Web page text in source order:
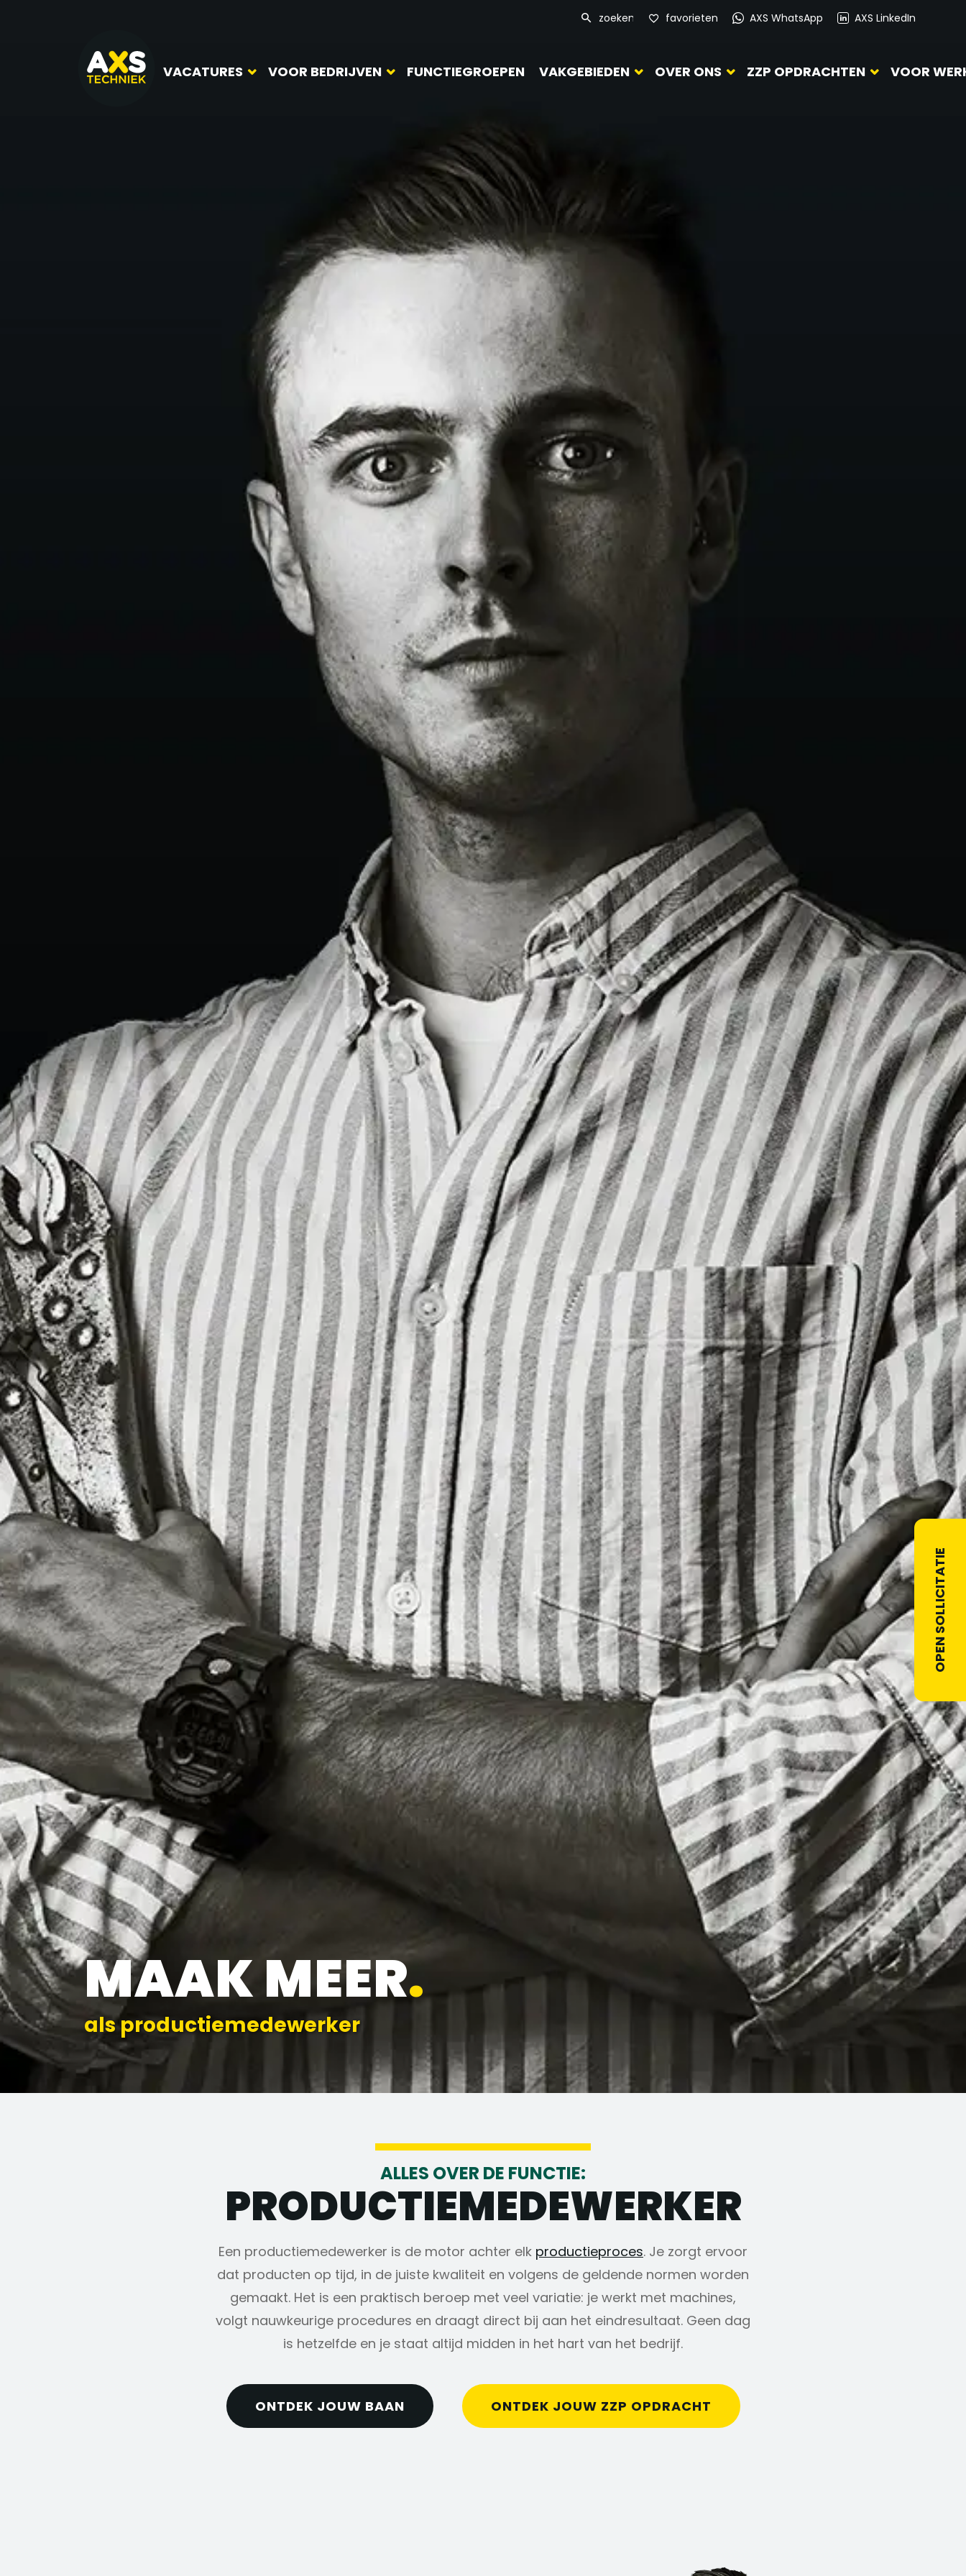
favorieten AXS WhatsApp AXS LinkedIn
VACATURES VOOR BEDRIJVEN FUNCTIEGROEPEN VAKGEBIEDEN OVER ONS ZZP OPDRACHTEN VOOR
MAAK MEER.
als productiemedewerker
ALLES OVER DE FUNCTIE:
PRODUCTIEMEDEWERKER
Een productiemedewerker is de motor achter elk productieproces. Je zorgt ervoor
dat producten op tijd, in de juiste kwaliteit en volgens de geldende normen worden
gemaakt. Het is een praktisch beroep met veel variatie: je werkt met machines,
volgt nauwkeurige procedures en draagt direct bij aan het eindresultaat. Geen dag
is hetzelfde en je staat altijd midden in het hart van het bedrijf.
ONTDEK JOUW BAAN ONTDEK JOUW ZZP OPDRACHT
OPEN SOLLICITATIE